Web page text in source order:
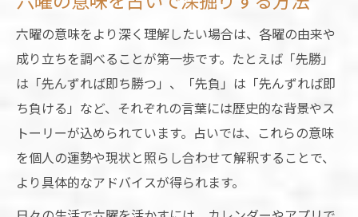
六曜の意味をより深く理解したい場合は、各曜の由来や
成り立ちを調べることが第一歩です。たとえば「先勝」
は「先んずれば即ち勝つ」、「先負」は「先んずれば即
ち負ける」など、それぞれの言葉には歴史的な背景やス
トーリーが込められています。占いでは、これらの意味
を個人の運勢や現状と照らし合わせて解釈することで、
より具体的なアドバイスが得られます。